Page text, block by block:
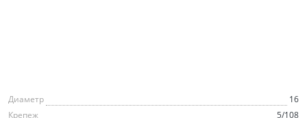
Диаметр
16
Крепеж
5/108